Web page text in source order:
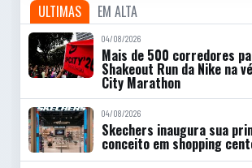
ULTIMAS EM ALTA
04/08/2026
Mais de 500 corredores
Shakeout Run da Nike na
City Marathon
04/08/2026
Skechers inaugura sua
conceito em shopping